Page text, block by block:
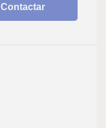
Contactar